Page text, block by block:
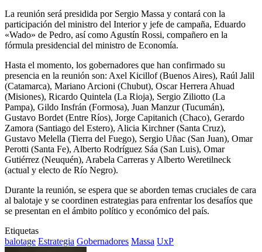
La reunión será presidida por Sergio Massa y contará con la
participación del ministro del Interior y jefe de campaña, Eduardo
«Wado» de Pedro, así como Agustín Rossi, compañero en la
fórmula presidencial del ministro de Economía.
Hasta el momento, los gobernadores que han confirmado su
presencia en la reunión son: Axel Kicillof (Buenos Aires), Raúl Jalil
(Catamarca), Mariano Arcioni (Chubut), Oscar Herrera Ahuad
(Misiones), Ricardo Quintela (La Rioja), Sergio Ziliotto (La
Pampa), Gildo Insfrán (Formosa), Juan Manzur (Tucumán),
Gustavo Bordet (Entre Ríos), Jorge Capitanich (Chaco), Gerardo
Zamora (Santiago del Estero), Alicia Kirchner (Santa Cruz),
Gustavo Melella (Tierra del Fuego), Sergio Uñac (San Juan), Omar
Perotti (Santa Fe), Alberto Rodríguez Sáa (San Luis), Omar
Gutiérrez (Neuquén), Arabela Carreras y Alberto Weretilneck
(actual y electo de Río Negro).
Durante la reunión, se espera que se aborden temas cruciales de cara
al balotaje y se coordinen estrategias para enfrentar los desafíos que
se presentan en el ámbito político y económico del país.
Etiquetas
balotage Estrategia Gobernadores Massa UxP